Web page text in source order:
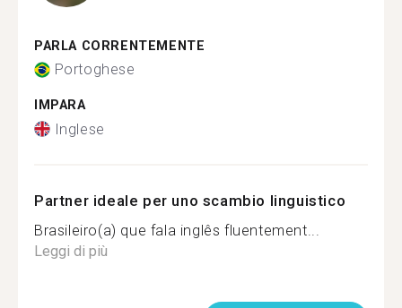
PARLA CORRENTEMENTE
Portoghese
IMPARA
Inglese
Partner ideale per uno scambio linguistico
Brasileiro(a) que fala inglês fluentement...
Leggi di più